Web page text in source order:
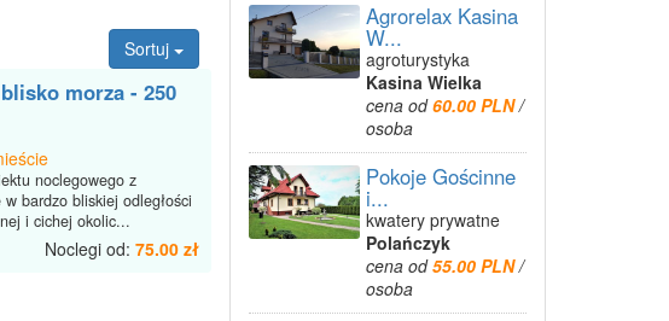
Sortuj
morza - 250
noclegowego z
bardzo bliskiej odległości
i cichej okolic...
Noclegi od: 75.00 zł
Agrorelax Kasina
W...
agroturystyka
Kasina Wielka
cena od60.00 PLN/
osoba
Pokoje Gościnne
i...
kwatery prywatne
Polańczyk
cena od55.00 PLN/
osoba